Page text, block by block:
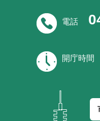
電話
開庁時間